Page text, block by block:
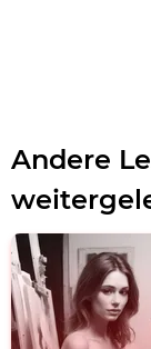
Andere